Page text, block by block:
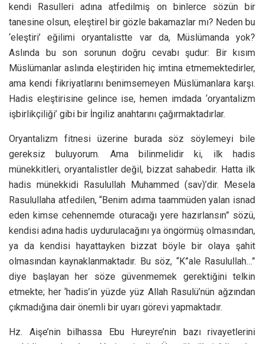
kendi Rasulleri adına atfedilmiş on binlerce sözün bir
tanesine olsun, eleştirel bir gözle bakamazlar mı? Neden bu
‘eleştiri’ eğilimi oryantalistte var da, Müslümanda yok?
Aslında bu son sorunun doğru cevabı şudur: Bir kısım
Müslümanlar aslında eleştiriden hiç imtina etmemektedirler,
ama kendi fikriyatlarını benimsemeyen Müslümanlara karşı.
Hadis eleştirisine gelince ise, hemen imdada ‘oryantalizm
işbirlikçiliği’ gibi bir İngiliz anahtarını çağırmaktadırlar.
Oryantalizm fitnesi üzerine burada söz söylemeyi bile
gereksiz buluyorum. Ama bilinmelidir ki, ilk hadis
münekkitleri, oryantalistler değil, bizzat sahabedir. Hatta ilk
hadis münekkidi Rasulullah Muhammed (sav)’dir. Mesela
Rasulullaha atfedilen, “Benim adıma taammüden yalan isnad
eden kimse cehennemde oturacağı yere hazırlansın” sözü,
kendisi adına hadis uydurulacağını ya öngörmüş olmasından,
ya da kendisi hayattayken bizzat böyle bir olaya şahit
olmasından kaynaklanmaktadır. Bu söz, “K”ale Rasulullah…”
diye başlayan her söze güvenmemek gerektiğini telkin
etmekte; her ‘hadis’in yüzde yüz Allah Rasulü’nün ağzından
çıkmadığına dair önemli bir uyarı görevi yapmaktadır.
Hz. Aişe’nin bilhassa Ebu Hureyre’nin bazı rivayetlerini